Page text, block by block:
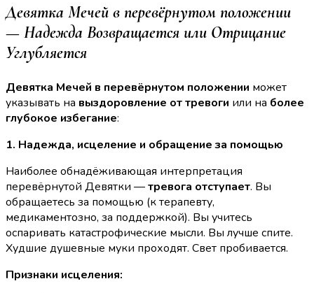
Девятка Мечей в перевёрнутом положении
— Надежда Возвращается или Отрицание
Углубляется
Девятка Мечей в перевёрнутом положении может
указывать на выздоровление от тревоги или на более
глубокое избегание:
1. Надежда, исцеление и обращение за помощью
Наиболее обнадёживающая интерпретация
перевёрнутой Девятки —тревога отступает. Вы
обращаетесь за помощью (к терапевту,
медикаментозно, за поддержкой). Вы учитесь
оспаривать катастрофические мысли. Вы лучше спите.
Худшие душевные муки проходят. Свет пробивается.
Признаки исцеления: